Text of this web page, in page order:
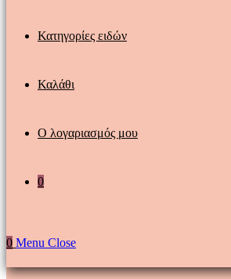
Κατηγορίες ειδών
Καλάθι
Ο λογαριασμός μου
0
0 Menu Close